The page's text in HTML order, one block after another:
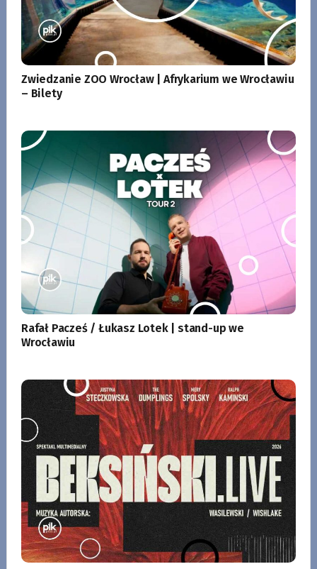
Zwiedzanie ZOO Wrocław | Afrykarium we Wrocławiu
– Bilety
Rafał Pacześ / Łukasz Lotek | stand-up we
Wrocławiu